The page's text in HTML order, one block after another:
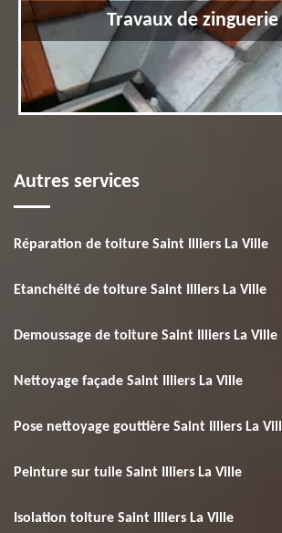
Travaux de zinguerie
Autres services
Réparation de toiture Saint Illiers La Ville
Etanchéité de toiture Saint Illiers La Ville
Demoussage de toiture Saint Illiers La Ville
Nettoyage façade Saint Illiers La Ville
Pose nettoyage gouttière Saint Illiers La
Peinture sur tuile Saint Illiers La Ville
Isolation toiture Saint Illiers La Ville